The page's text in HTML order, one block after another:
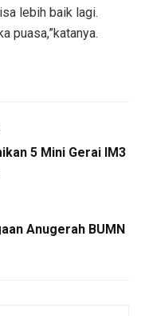
lebih baik lagi.
puasa,”katanya.
5 Mini Gerai IM3
Anugerah BUMN